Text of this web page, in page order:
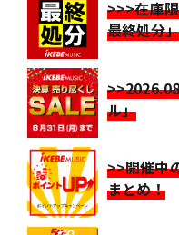
>>>在庫
最終処分
ル」
>>開催中
まとめ！